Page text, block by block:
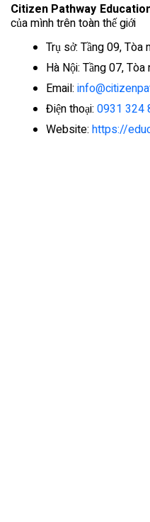
Citizen Pathway
của mình trên toàn thế giới
Trụ sở: Tầng 09, Tòa
Hà Nội: Tầng 07,
Email:
Điện thoại: 0931 324
Website: https://